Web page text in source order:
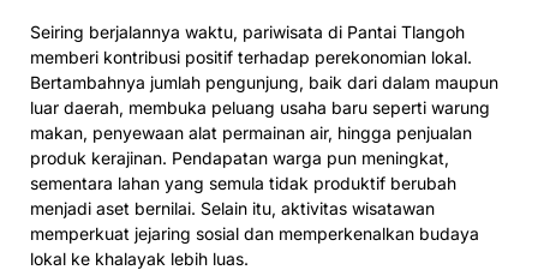
Seiring berjalannya waktu, pariwisata di Pantai Tlangoh
memberi kontribusi positif terhadap perekonomian lokal.
Bertambahnya jumlah pengunjung, baik dari dalam maupun
luar daerah, membuka peluang usaha baru seperti warung
makan, penyewaan alat permainan air, hingga penjualan
produk kerajinan. Pendapatan warga pun meningkat,
sementara lahan yang semula tidak produktif berubah
menjadi aset bernilai. Selain itu, aktivitas wisatawan
memperkuat jejaring sosial dan memperkenalkan budaya
lokal ke khalayak lebih luas.